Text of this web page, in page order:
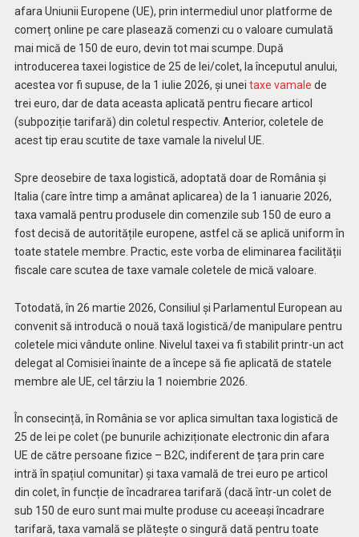
afara Uniunii Europene (UE), prin intermediul unor platforme de
comerț online pe care plasează comenzi cu o valoare cumulată
mai mică de 150 de euro, devin tot mai scumpe. După
introducerea taxei logistice de 25 de lei/colet, la începutul anului,
acestea vor fi supuse, de la 1 iulie 2026, și unei taxe vamale de
trei euro, dar de data aceasta aplicată pentru fiecare articol
(subpoziție tarifară) din coletul respectiv. Anterior, coletele de
acest tip erau scutite de taxe vamale la nivelul UE.
Spre deosebire de taxa logistică, adoptată doar de România și
Italia (care între timp a amânat aplicarea) de la 1 ianuarie 2026,
taxa vamală pentru produsele din comenzile sub 150 de euro a
fost decisă de autoritățile europene, astfel că se aplică uniform în
toate statele membre. Practic, este vorba de eliminarea facilității
fiscale care scutea de taxe vamale coletele de mică valoare.
Totodată, în 26 martie 2026, Consiliul și Parlamentul European au
convenit să introducă o nouă taxă logistică/de manipulare pentru
coletele mici vândute online. Nivelul taxei va fi stabilit printr-un act
delegat al Comisiei înainte de a începe să fie aplicată de statele
membre ale UE, cel târziu la 1 noiembrie 2026.
În consecință, în România se vor aplica simultan taxa logistică de
25 de lei pe colet (pe bunurile achiziționate electronic din afara
UE de către persoane fizice – B2C, indiferent de țara prin care
intră în spațiul comunitar) și taxa vamală de trei euro pe articol
din colet, în funcție de încadrarea tarifară (dacă într-un colet de
sub 150 de euro sunt mai multe produse cu aceeași încadrare
tarifară, taxa vamală se plătește o singură dată pentru toate